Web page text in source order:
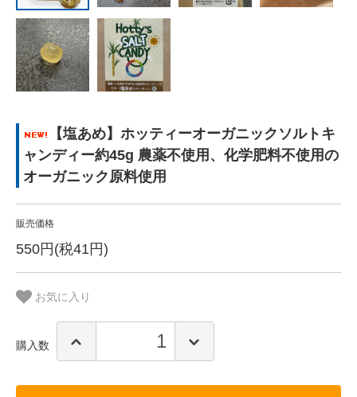
【塩あめ】ホッティーオーガニックソルトキ
ャンディー約45g 農薬不使用、化学肥料不使用の
オーガニック原料使用
販売価格
550円(税41円)
お気に入り
購入数